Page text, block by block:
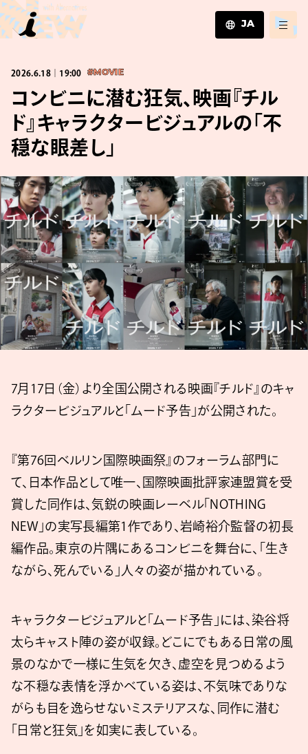
JA
ZH
2026.6.18｜19:00 #MOVIE
コンビニに潜む狂気、映画『チル
ド』キャラクタービジュアルの「不
穏な眼差し」
7月17日（金）より全国公開される映画『チルド』のキャ
ラクタービジュアルと「ムード予告」が公開された。
『第76回ベルリン国際映画祭』のフォーラム部門に
て、日本作品として唯一、国際映画批評家連盟賞を受
賞した同作は、気鋭の映画レーベル「NOTHING
NEW」の実写長編第1作であり、岩崎裕介監督の初長
編作品。東京の片隅にあるコンビニを舞台に、「生き
ながら、死んでいる」人々の姿が描かれている。
キャラクタービジュアルと「ムード予告」には、染谷将
太らキャスト陣の姿が収録。どこにでもある日常の風
景のなかで一様に生気を欠き、虚空を見つめるよう
な不穏な表情を浮かべている姿は、不気味でありな
がらも目を逸らせないミステリアスな、同作に潜む
「日常と狂気」を如実に表している。